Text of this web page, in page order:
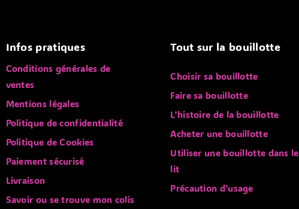
Infos pratiques
Conditions générales de
ventes
Mentions légales
Politique de confidentialité
Politique de Cookies
Paiement sécurisé
Livraison
Savoir ou se trouve mon colis
Tout sur la bouillotte
Choisir sa bouillotte
Faire sa bouillotte
L'histoire de la bouillotte
Acheter une bouillotte
Utiliser une bouillotte dans le
lit
Précaution d'usage